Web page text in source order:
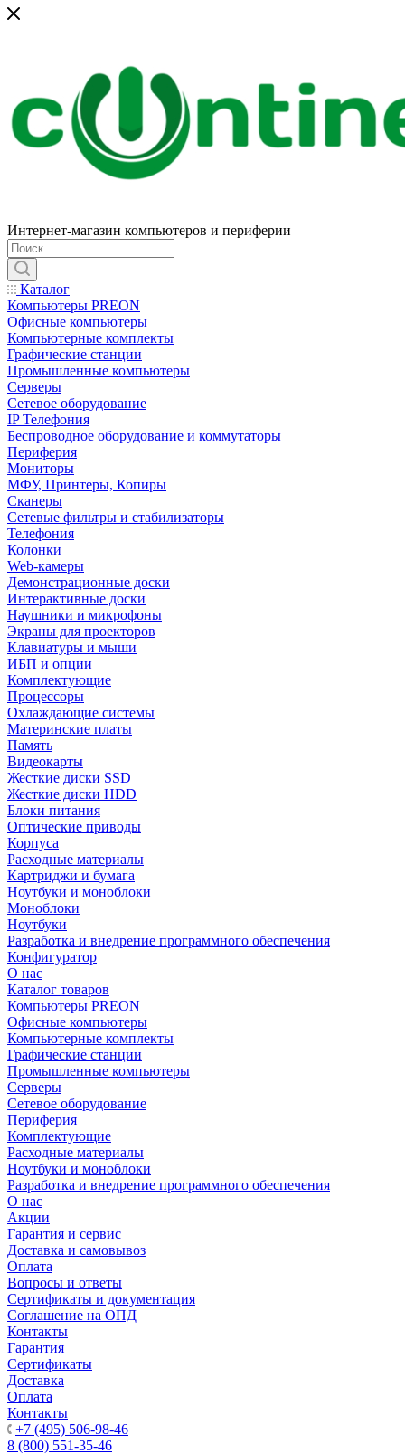
Интернет-магазин компьютеров и периферии
Каталог
Компьютеры PREON
Офисные компьютеры
Компьютерные комплекты
Графические станции
Промышленные компьютеры
Серверы
Сетевое оборудование
IP Телефония
Беспроводное оборудование и коммутаторы
Периферия
Мониторы
МФУ, Принтеры, Копиры
Сканеры
Сетевые фильтры и стабилизаторы
Телефония
Колонки
Web-камеры
Демонстрационные доски
Интерактивные доски
Наушники и микрофоны
Экраны для проекторов
Клавиатуры и мыши
ИБП и опции
Комплектующие
Процессоры
Охлаждающие системы
Материнские платы
Память
Видеокарты
Жесткие диски SSD
Жесткие диски HDD
Блоки питания
Оптические приводы
Корпуса
Расходные материалы
Картриджи и бумага
Ноутбуки и моноблоки
Моноблоки
Ноутбуки
Разработка и внедрение программного обеспечения
Конфигуратор
О нас
Каталог товаров
Компьютеры PREON
Офисные компьютеры
Компьютерные комплекты
Графические станции
Промышленные компьютеры
Серверы
Сетевое оборудование
Периферия
Комплектующие
Расходные материалы
Ноутбуки и моноблоки
Разработка и внедрение программного обеспечения
О нас
Акции
Гарантия и сервис
Доставка и самовывоз
Оплата
Вопросы и ответы
Сертификаты и документация
Соглашение на ОПД
Контакты
Гарантия
Сертификаты
Доставка
Оплата
Контакты
+7 (495) 506-98-46
8 (800) 551-35-46